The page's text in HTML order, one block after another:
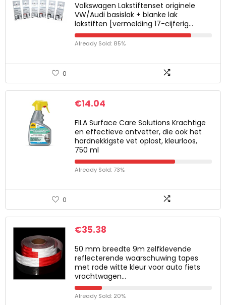
Volkswagen Lakstiftenset originele
VW/Audi basislak + blanke lak
lakstiften [vermelding 17-cijferig…
Already Sold: 85%
0
€14.04
FILA Surface Care Solutions Krachtige
en effectieve ontvetter, die ook het
hardnekkigste vet oplost, kleurloos,
750 ml
Already Sold: 73%
0
€35.38
50 mm breedte 9m zelfklevende
reflecterende waarschuwing tapes
met rode witte kleur voor auto fiets
vrachtwagen…
Already Sold: 20%